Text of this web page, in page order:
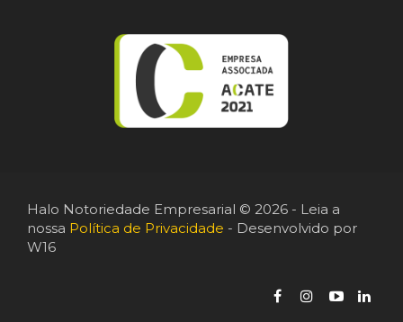
Halo Notoriedade Empresarial © 2026 - Leia a
nossa Política de Privacidade - Desenvolvido por
W16